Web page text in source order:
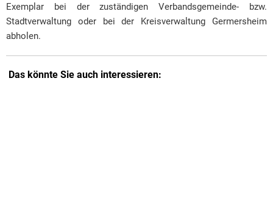
Exemplar bei der zuständigen Verbandsgemeinde- bzw.
Stadtverwaltung oder bei der Kreisverwaltung Germersheim
abholen.
Das könnte Sie auch interessieren: